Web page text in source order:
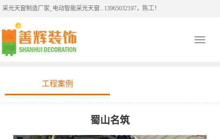
采光天窗制造厂家_电动智能采光天窗...13965032197，陈工！
Toggle
工程案例
蜀山名筑